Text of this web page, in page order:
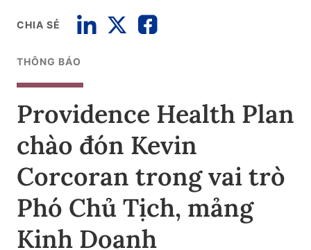
CHIA SẺ
THÔNG BÁO
Providence Health Plan
chào đón Kevin
Corcoran trong vai trò
Phó Chủ Tịch, mảng
Kinh Doanh